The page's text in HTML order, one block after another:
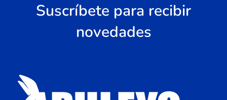
Suscríbete para recibir
novedades